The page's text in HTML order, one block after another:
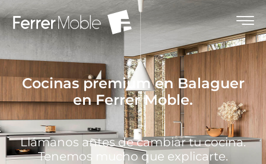
Cocinas premium en Balaguer
en Ferrer Moble.
Llámanos antes de cambiar tu cocina.
Tenemos mucho que explicarte.